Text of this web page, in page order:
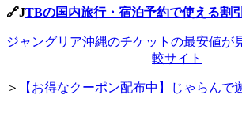
🔗JTBの国内旅行・宿泊予約で使える割
ジャングリア沖縄のチケットの最安値が
較サイト
＞ 【お得なクーポン配布中】じゃらんで